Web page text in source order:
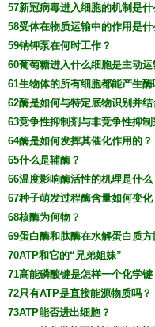
57新冠病毒进入细胞的机制是什
58受体在物质运输中的作用是什
59钠钾泵在何时工作？
60葡萄糖进入什么细胞是主动运
61生物体的所有细胞都能产生
62酶是如何与特定底物识别并结
63竞争性抑制剂与非竞争性抑
64酶是如何发挥其催化作用的？
65什么是辅酶？
66温度影响酶活性的机理是什么
67种子萌发过程酶含量如何变化
68核酶为何物？
69蛋白酶和肽酶在水解蛋白质方
70ATP和它的“兄弟姐妹”
71高能磷酸键是怎样一个化学键
72只有ATP是直接能源物质吗？
73ATP能否进出细胞？